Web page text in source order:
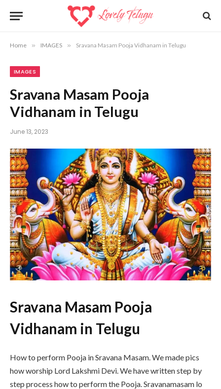
Home » IMAGES » Sravana Masam Pooja Vidhanam in Telugu
IMAGES
Sravana Masam Pooja
Vidhanam in Telugu
June 13, 2023
Sravana Masam Pooja
Vidhanam in Telugu
How to perform Pooja in Sravana Masam. We made pics
how worship Lord Lakshmi Devi. We have written step by
step process how to perform the Pooja. Sravanamasam lo